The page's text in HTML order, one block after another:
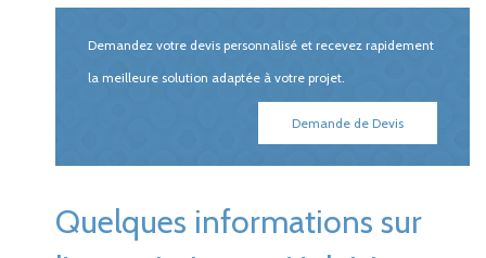
Demandez votre devis personnalisé et recevez rapidement
la meilleure solution adaptée à votre projet.
Demande de Devis
Quelques informations sur